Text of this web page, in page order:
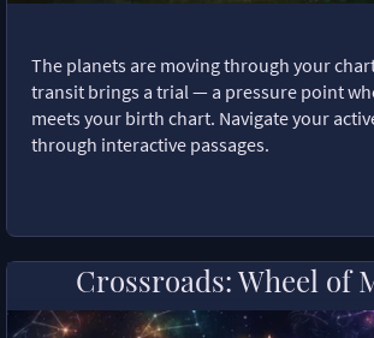
The planets are moving through your
transit brings a trial — a pressure point
meets your birth chart. Navigate your
through interactive passages.
Crossroads: Wheel of